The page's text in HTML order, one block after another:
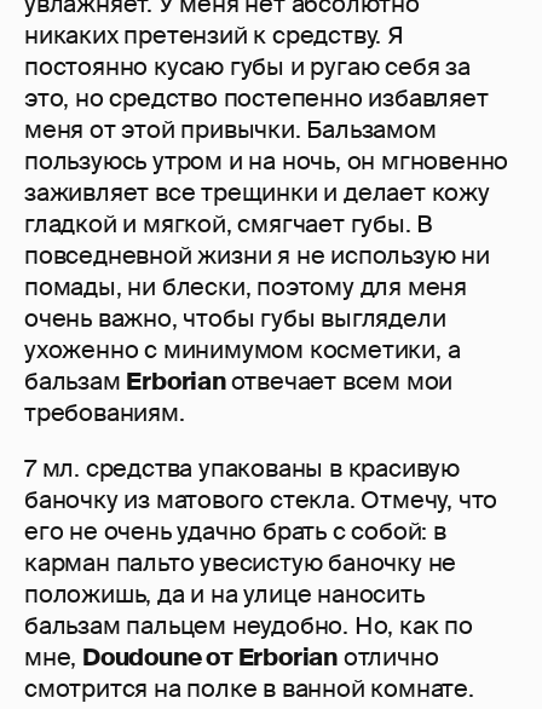
никаких претензий к средству. Я
постоянно кусаю губы и ругаю себя за
это, но средство постепенно избавляет
меня от этой привычки. Бальзамом
пользуюсь утром и на ночь, он мгновенно
заживляет все трещинки и делает кожу
гладкой и мягкой, смягчает губы. В
повседневной жизни я не использую ни
помады, ни блески, поэтому для меня
очень важно, чтобы губы выглядели
ухоженно с минимумом косметики, а
бальзам Erborianотвечает всем мои
требованиям.
7 мл. средства упакованы в красивую
баночку из матового стекла. Отмечу, что
его не очень удачно брать с собой: в
карман пальто увесистую баночку не
положишь, да и на улице наносить
бальзам пальцем неудобно. Но, как по
мне, Doudoune от Erborianотлично
смотрится на полке в ванной комнате.